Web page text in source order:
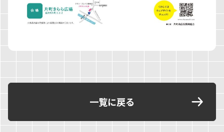
一覧に戻る